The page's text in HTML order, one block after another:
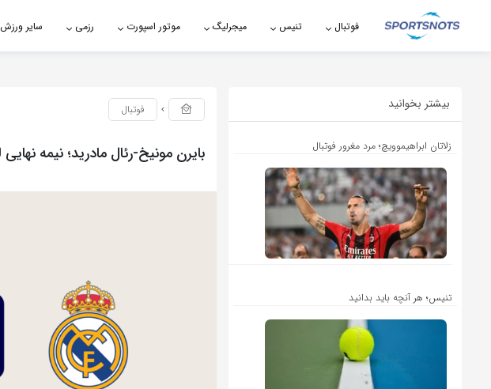
اشتراک گذاری
کپی لینک
فوتبال تنیس میجرلیگ موتور اسپورت رزمی سایر
بیشتر بخوانید
زلاتان ابراهیموویچ؛ مرد مغرور فوتبال
تنیس؛ هر آنچه باید بدانید
فوتبال
بایرن مونیخ-رئال مادرید؛ نیمه نهایی لیگ